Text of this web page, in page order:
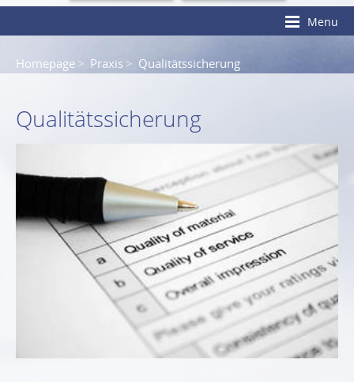
Menu
Homepage Praxis Qualitätssicherung
Qualitätssicherung